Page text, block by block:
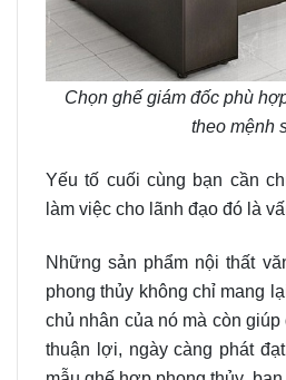
Chọn ghế giám đốc phù
theo mệnh
Yếu tố cuối cùng bạn cần
làm việc cho lãnh đạo đó là
Những sản phẩm nội thất
phong thủy không chỉ mang
chủ nhân của nó mà còn
thuận lợi, ngày càng phát